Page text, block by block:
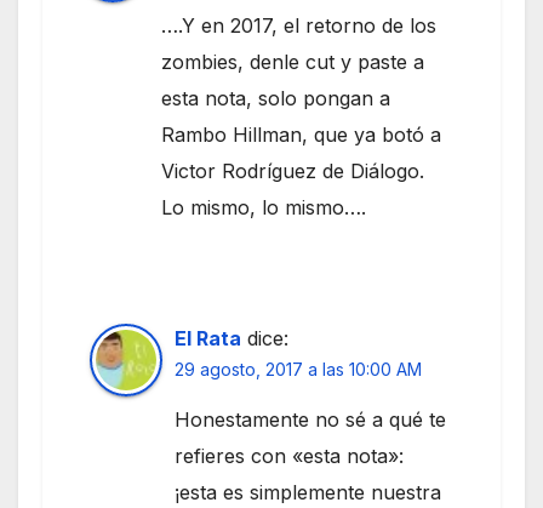
….Y en 2017, el retorno de los
zombies, denle cut y paste a
esta nota, solo pongan a
Rambo Hillman, que ya botó a
Victor Rodríguez de Diálogo.
Lo mismo, lo mismo….
El Rata dice:
29 agosto, 2017 a las 10:00 AM
Honestamente no sé a qué te
refieres con «esta nota»:
¡esta es simplemente nuestra